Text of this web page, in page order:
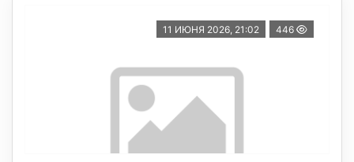
11 ИЮНЯ 2026, 21:02 446